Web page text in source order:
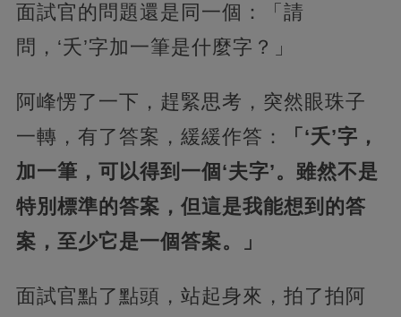
面試官的問題還是同一個：「請
問，‘夭’字加一筆是什麼字？」
阿峰愣了一下，趕緊思考，突然眼珠子
一轉，有了答案，緩緩作答：
「‘夭’字，
加一筆，可以得到一個‘夫字’。雖然不是
特別標準的答案，但這是我能想到的答
案，至少它是一個答案。」
面試官點了點頭，站起身來，拍了拍阿